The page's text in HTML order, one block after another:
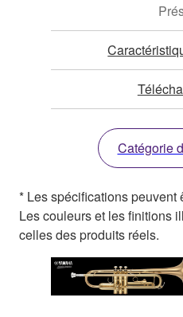
Catégorie
* Les spécifications peuvent
Les couleurs et les finitions
celles des produits réels.